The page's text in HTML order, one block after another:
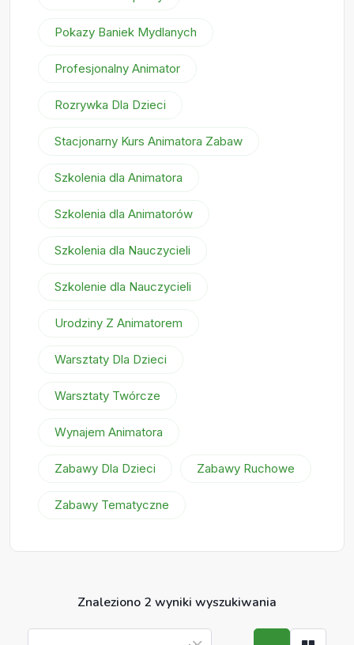
Znaleziono 2 wyniki wyszukiwania
Pokazy Baniek Mydlanych
Profesjonalny Animator
Rozrywka Dla Dzieci
Stacjonarny Kurs Animatora Zabaw
Szkolenia dla Animatora
Szkolenia dla Animatorów
Szkolenia dla Nauczycieli
Szkolenie dla Nauczycieli
Urodziny Z Animatorem
Warsztaty Dla Dzieci
Warsztaty Twórcze
Wynajem Animatora
Zabawy Dla Dzieci Zabawy Ruchowe
Zabawy Tematyczne